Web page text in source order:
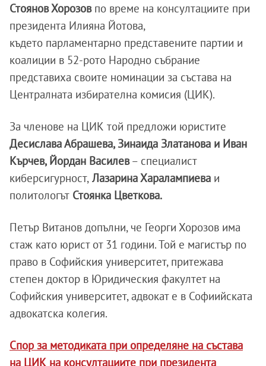
Стоянов Хорозовпо време на консултациите при
президента Илияна Йотова,
където парламентарно представените партии и
коалиции в 52-рото Народно събрание
представиха своите номинации за състава на
Централната избирателна комисия (ЦИК).
За членове на ЦИК той предложи юристите
Десислава Абрашева, Зинаида Златанова и Иван
Кърчев, Йордан Василев– специалист
киберсигурност, Лазарина Харалампиева и
политологът Стоянка Цветкова.
Петър Витанов допълни, че Георги Хорозов има
стаж като юрист от 31 години. Той е магистър по
право в Софийския университет, притежава
степен доктор в Юридическия факултет на
Софийския университет, адвокат е в Софиийската
адвокатска колегия.
Спор за методиката при определяне на състава
на ЦИК на консултациите при президента